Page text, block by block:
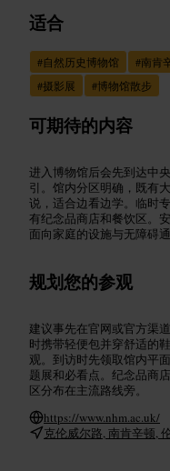
适合
#自然历史博物馆 #南肯
#摄影展 #博物馆散步
可期待的内容
进入博物馆后会先到达中
引。馆内分区明确，既有
说，适合边看边学。临时
有纪念品商店和餐饮区。
面向家庭的设施与无障碍通
规划您的参观
建议事先在官网或官方渠
时携带轻便包并穿舒适的
观。到访时先领取馆内平
题展和必看点。纪念品商
区分布在主流路线旁。
https://www.nhm.ac.uk/
克伦威尔路, 南肯辛顿,